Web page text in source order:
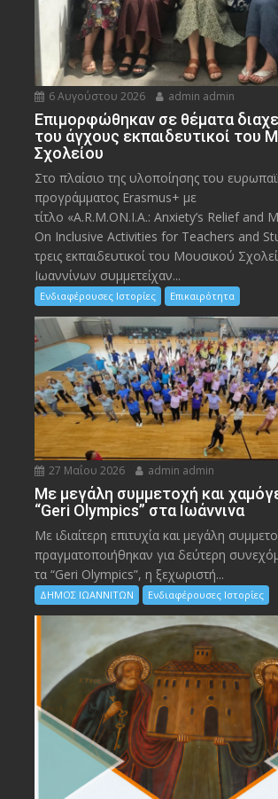
6 Αυγούστου 2026 admin admin
Eπιμορφώθηκαν σε θέματα
του άγχους εκπαιδευτικοί του
Σχολείου
Στο πλαίσιο της υλοποίησης του
προγράμματος Erasmus+ με
τίτλο «A.R.M.ON.I.A.: Anxiety’s Relief and
On Inclusive Activities for Teachers and
τρεις εκπαιδευτικοί του Μουσικού
Ιωαννίνων συμμετείχαν...
Ενδιαφέρουσες Ιστορίες Επικαιρότητα
27 Μαΐου 2026 admin admin
Με μεγάλη συμμετοχή και
“Geri Olympics” στα Ιωάννινα
Με ιδιαίτερη επιτυχία και μεγάλη
πραγματοποιήθηκαν για δεύτερη
τα “Geri Olympics”, η ξεχωριστή...
ΔΗΜΟΣ ΙΩΑΝΝΙΤΩΝ Ενδιαφέρουσες Ιστορίες